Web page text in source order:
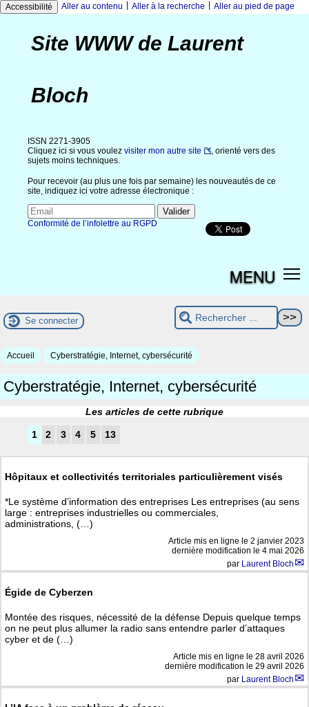
Accessibilité Aller au contenu Aller à la recherche Aller au pied de page
Site WWW de Laurent
Bloch
ISSN 2271-3905
Cliquez ici si vous voulez visiter mon autre site
, orienté vers des
sujets moins techniques.
Pour recevoir (au plus une fois par semaine) les nouveautés de ce
site, indiquez ici votre adresse électronique :
Conformité de l’infolettre au RGPD
MENU
Se connecter
Accueil Cyberstratégie, Internet, cybersécurité
Cyberstratégie, Internet, cybersécurité
Les articles de cette rubrique
1 2 3 4 5 13
Hôpitaux et collectivités territoriales particulièrement visés
*Le système d’information des entreprises Les entreprises (au sens
large : entreprises industrielles ou commerciales,
administrations, (…)
Article mis en ligne le 2 janvier 2023
dernière modification le 4 mai 2026
par Laurent Bloch
Égide de Cyberzen
Montée des risques, nécessité de la défense Depuis quelque temps
on ne peut plus allumer la radio sans entendre parler d’attaques
cyber et de (…)
Article mis en ligne le 28 avril 2026
dernière modification le 29 avril 2026
par Laurent Bloch